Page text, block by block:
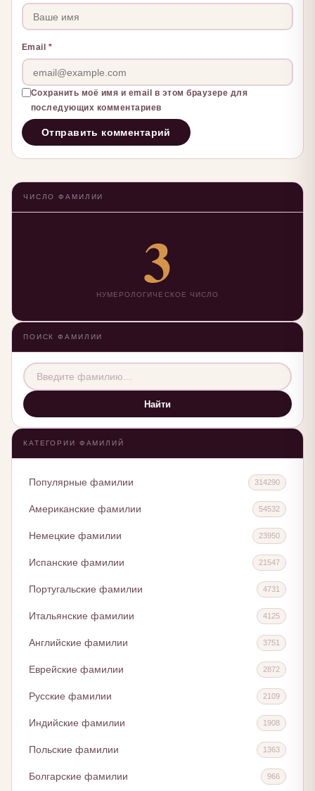
Email *
Сохранить моё имя и email в этом браузере для
последующих комментариев
ЧИСЛО ФАМИЛИИ
3
НУМЕРОЛОГИЧЕСКОЕ ЧИСЛО
ПОИСК ФАМИЛИИ
Найти
КАТЕГОРИИ ФАМИЛИЙ
Популярные фамилии 314290
Американские фамилии 54532
Немецкие фамилии 23950
Испанские фамилии 21547
Португальские фамилии 4731
Итальянские фамилии 4125
Английские фамилии 3751
Еврейские фамилии 2872
Русские фамилии 2109
Индийские фамилии 1908
Польские фамилии 1363
Болгарские фамилии 966